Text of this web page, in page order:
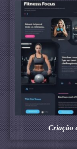
Criação